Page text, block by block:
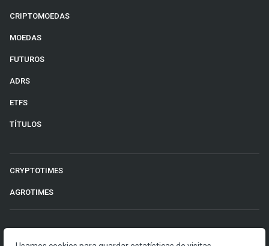
CRIPTOMOEDAS
MOEDAS
FUTUROS
ADRS
ETFS
TÍTULOS
CRYPTOTIMES
AGROTIMES